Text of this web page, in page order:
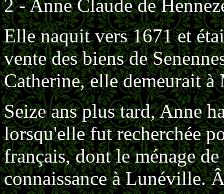
2 - Anne Claude de
Elle naquit vers 1671 et
vente des biens de
Catherine, elle demeurait
Seize ans plus tard, Anne
lorsqu'elle fut recherchée
français, dont le ménage
connaissance à Lunéville.